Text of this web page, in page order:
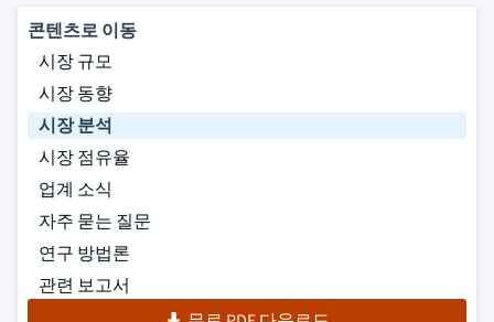
콘텐츠로 이동
시장 규모
시장 동향
시장 분석
시장 점유율
업계 소식
자주 묻는 질문
연구 방법론
관련 보고서